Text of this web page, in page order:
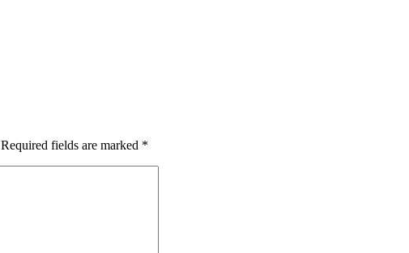
Required fields are marked *